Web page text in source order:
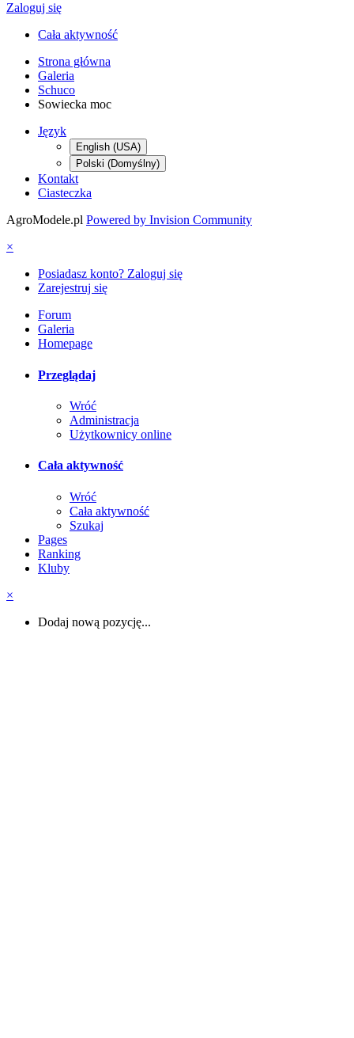
Zaloguj się
Cała aktywność
Strona główna
Galeria
Schuco
Sowiecka moc
Język
English (USA)
Polski (Domyślny)
Kontakt
Ciasteczka
AgroModele.pl Powered by Invision Community
×
Posiadasz konto? Zaloguj się
Zarejestruj się
Forum
Galeria
Homepage
Przeglądaj
Wróć
Administracja
Użytkownicy online
Cała aktywność
Wróć
Cała aktywność
Szukaj
Pages
Ranking
Kluby
×
Dodaj nową pozycję...